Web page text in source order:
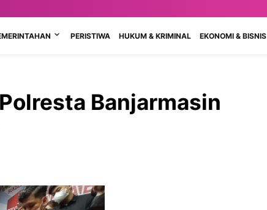
PERISTIWA HUKUM & KRIMINAL EKONOMI & BISNIS
Banjarmasin